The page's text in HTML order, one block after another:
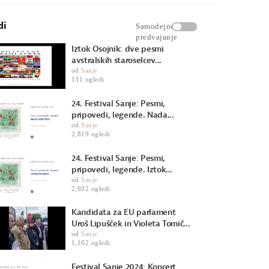
Samodejno
predvajanje
Iztok Osojnik: dve pesmi
avstralskih staroselcev...
odSanje
131 ogledi
24. Festival Sanje: Pesmi,
pripovedi, legende. Nada...
odSanje
2,819 ogledi
24. Festival Sanje: Pesmi,
pripovedi, legende. Iztok...
odSanje
2,692 ogledi
Kandidata za EU parlament
Uroš Lipušček in Violeta Tomič...
odSanje
1,162 ogledi